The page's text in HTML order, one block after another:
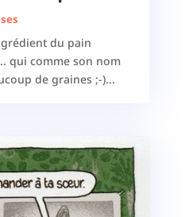
du pain
qui comme son nom
de graines ;-)...